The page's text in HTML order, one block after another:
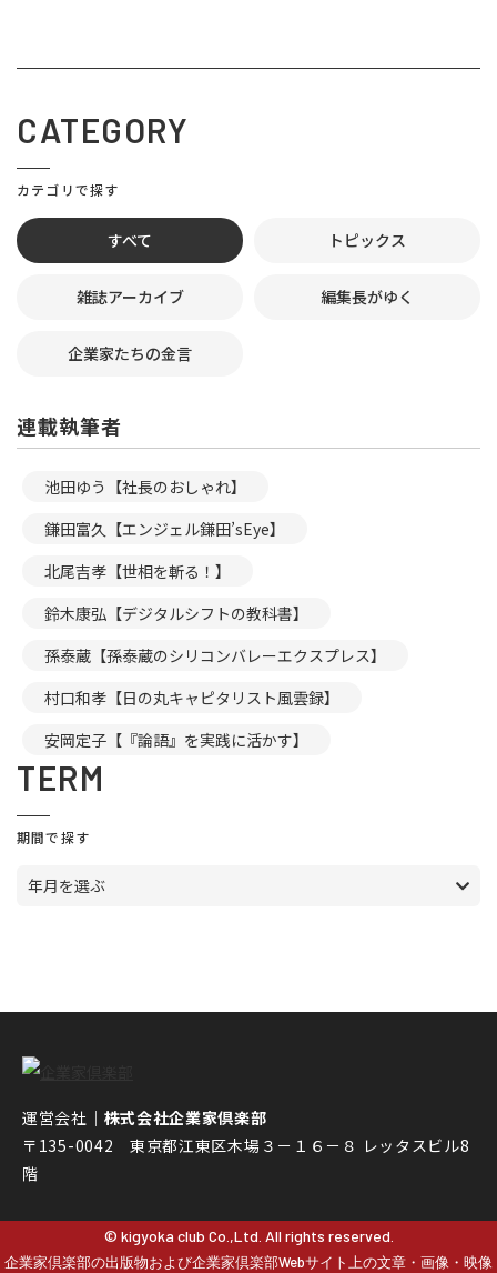
CATEGORY
カテゴリで探す
すべて トピックス
雑誌アーカイブ 編集長がゆく
企業家たちの金言
連載執筆者
池田ゆう【社長のおしゃれ】
鎌田富久【エンジェル鎌田’sEye】
北尾吉孝【世相を斬る！】
鈴木康弘【デジタルシフトの教科書】
孫泰蔵【孫泰蔵のシリコンバレーエクスプレス】
村口和孝【日の丸キャピタリスト風雲録】
安岡定子【『論語』を実践に活かす】
TERM
期間で探す
年月を選ぶ
運営会社｜ 株式会社企業家倶楽部
〒135-0042 東京都江東区木場３－１６－８ レッタスビル8
階
© kigyoka club Co.,Ltd. All rights reserved.
企業家倶楽部の出版物および企業家倶楽部Webサイト上の文章・画像・映像